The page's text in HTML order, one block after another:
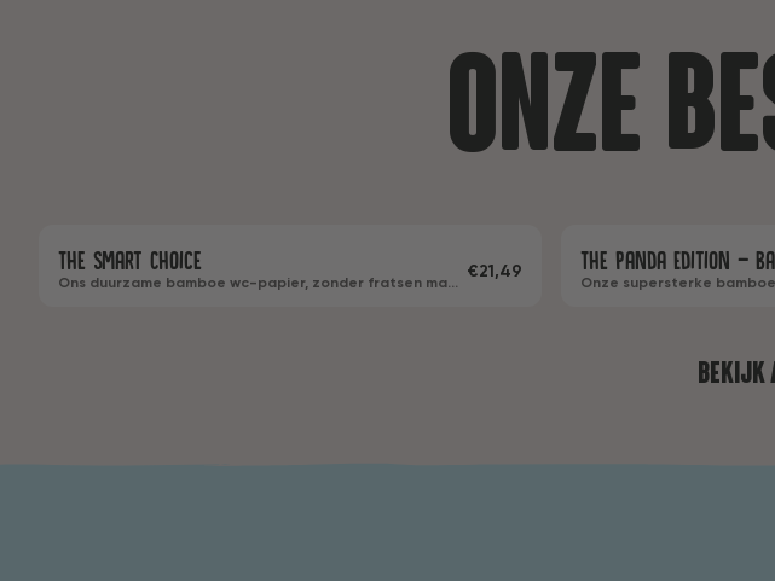
Onze
Bamboe Met wikkel
The Smart Choice
Ons duurzame bamboe wc-papier, zonder fratsen maar
€21,49
Bamboe Zonder wikkel
The Panda Edition -
Onze supersterke
Bekijk